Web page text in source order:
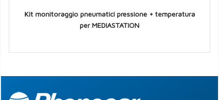
Kit monitoraggio pneumatici pressione + temperatura
per MEDIASTATION